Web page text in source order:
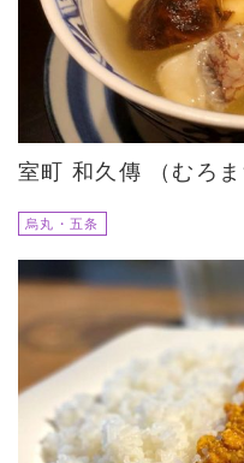
室町 和久傳 （むろま
烏丸・五条